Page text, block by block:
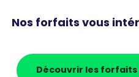
Nos forfaits vous
Découvrir les forfaits